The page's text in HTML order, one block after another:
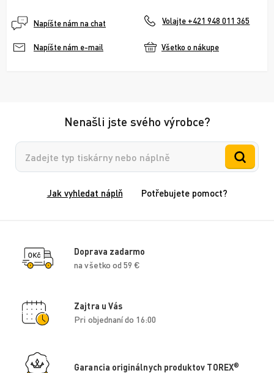
Napíšte nám na chat Volajte +421 948 011 365
Napíšte nám e-mail Všetko o nákupe
Nenašli jste svého výrobce?
Vyhledávání
Jak vyhledat náplň Potřebujete pomoct?
Doprava zadarmo
na všetko od 59 €
Zajtra u Vás
Pri objednaní do 16:00
Garancia originálnych produktov TOREX®